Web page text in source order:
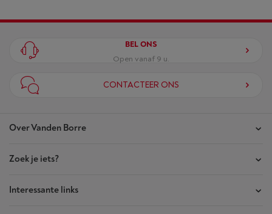
Over Vanden Borre
Onze winkels
Akte van Vertrouwen
Zoek je iets?
Je bestellingen
Interessante links
BEL ONS
Open vanaf 9 u.
CONTACTEER ONS